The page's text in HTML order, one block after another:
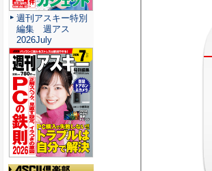
週刊アスキー特別
編集 週アス
2026July